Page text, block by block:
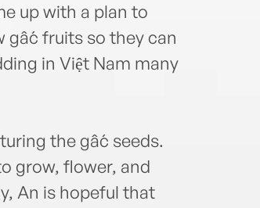
up with a plan to
gấc fruits so they can
in Việt Nam many
the gấc seeds.
grow, flower, and
An is hopeful that